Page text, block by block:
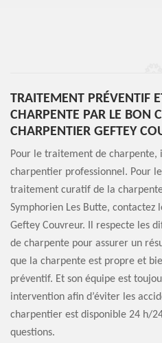
TRAITEMENT PRÉVENTIF
CHARPENTE PAR LE BON
CHARPENTIER GEFTEY
Pour le traitement de
charpentier professionnel. Pour
traitement curatif de la
Symphorien Les Butte,
Geftey Couvreur. Il respecte les
de charpente pour assurer un
que la charpente est propre et
préventif. Et son équipe est
intervention afin d’éviter les
charpentier est disponible 24 h/
questions.